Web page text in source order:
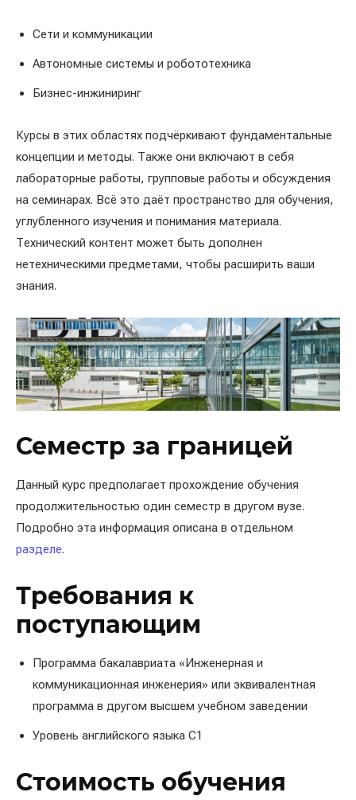
Сети и коммуникации
Автономные системы и робототехника
Бизнес-инжиниринг
Курсы в этих областях подчёркивают фундаментальные
концепции и методы. Также они включают в себя
лабораторные работы, групповые работы и обсуждения
на семинарах. Всё это даёт пространство для обучения,
углубленного изучения и понимания материала.
Технический контент может быть дополнен
нетехническими предметами, чтобы расширить ваши
знания.
Семестр за границей
Данный курс предполагает прохождение обучения
продолжительностью один семестр в другом вузе.
Подробно эта информация описана в отдельном
разделе.
Требования к
поступающим
Программа бакалавриата «Инженерная и
коммуникационная инженерия» или эквивалентная
программа в другом высшем учебном заведении
Уровень английского языка C1
Стоимость обучения